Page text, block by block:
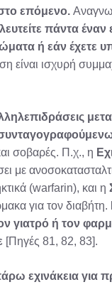
επόμενο.
πάντα έναν
ή εάν έχετε
είναι ισχυρή
σοβαρές. Π.χ., η
με
(warfarin), και η
για τον διαβήτη.
γιατρό ή τον
[Πηγές 81, 82, 83].
εχινάκεια για